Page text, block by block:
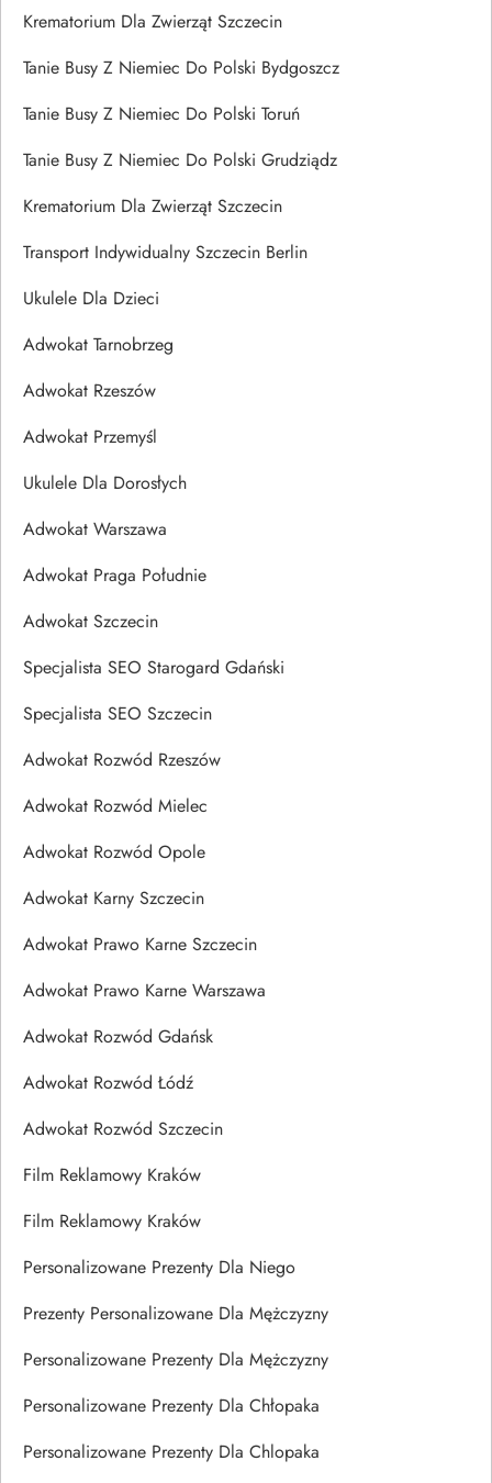
Krematorium Dla Zwierząt Szczecin
Tanie Busy Z Niemiec Do Polski Bydgoszcz
Tanie Busy Z Niemiec Do Polski Toruń
Tanie Busy Z Niemiec Do Polski Grudziądz
Krematorium Dla Zwierząt Szczecin
Transport Indywidualny Szczecin Berlin
Ukulele Dla Dzieci
Adwokat Tarnobrzeg
Adwokat Rzeszów
Adwokat Przemyśl
Ukulele Dla Dorosłych
Adwokat Warszawa
Adwokat Praga Południe
Adwokat Szczecin
Specjalista SEO Starogard Gdański
Specjalista SEO Szczecin
Adwokat Rozwód Rzeszów
Adwokat Rozwód Mielec
Adwokat Rozwód Opole
Adwokat Karny Szczecin
Adwokat Prawo Karne Szczecin
Adwokat Prawo Karne Warszawa
Adwokat Rozwód Gdańsk
Adwokat Rozwód Łódź
Adwokat Rozwód Szczecin
Film Reklamowy Kraków
Film Reklamowy Kraków
Personalizowane Prezenty Dla Niego
Prezenty Personalizowane Dla Mężczyzny
Personalizowane Prezenty Dla Mężczyzny
Personalizowane Prezenty Dla Chłopaka
Personalizowane Prezenty Dla Chlopaka